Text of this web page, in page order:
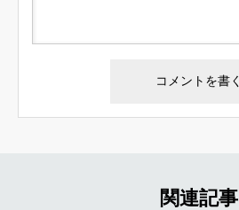
関連記事